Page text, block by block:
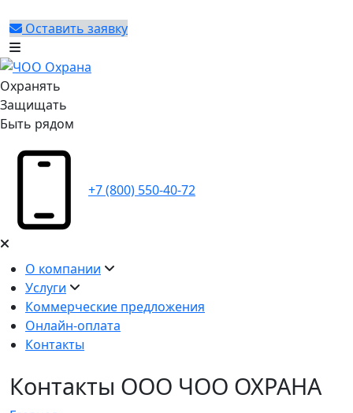
Оставить заявку
Охранять
Защищать
Быть рядом
+7 (800) 550-40-72
О компании
Услуги
Коммерческие предложения
Онлайн-оплата
Контакты
Контакты ООО ЧОО ОХРАНА